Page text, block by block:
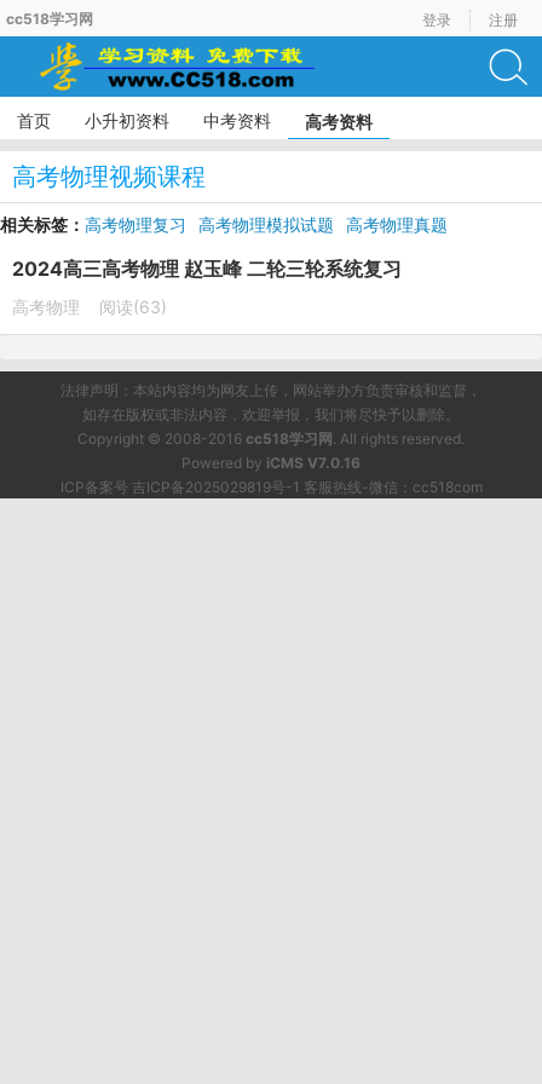
cc518学习网 登录 注册
首页 小升初资料 中考资料 高考资料
高考物理视频课程
相关标签： 高考物理复习 高考物理模拟试题
高考物理真题
2024高三高考物理 赵玉峰 二轮三轮系统复习
高考物理 阅读(63)
法律声明：本站内容均为网友上传，网站举办方负责审核和监督，
如存在版权或非法内容，欢迎举报，我们将尽快予以删除。
Copyright © 2008-2016 cc518学习网 . All rights reserved.
Powered by iCMS V7.0.16
ICP备案号 吉ICP备2025029819号-1 客服热线-微信：cc518com